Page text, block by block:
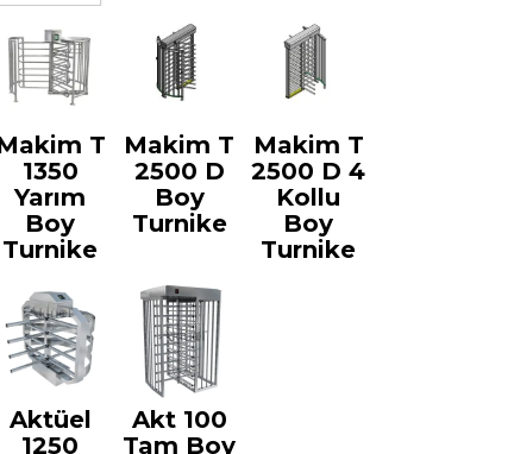
T
1350
Yarım
Boy
Turnike
Makim T
2500 D
Boy
Turnike
Makim T
2500 D 4
Kollu
Boy
Turnike
Aktüel
1250
Akt 100
Tam Boy